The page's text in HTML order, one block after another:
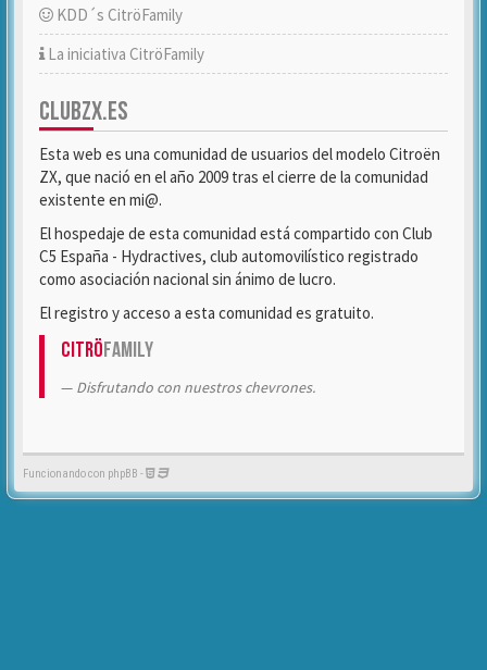
KDD´s CitröFamily
La iniciativa CitröFamily
CLUBZX.ES
Esta web es una comunidad de usuarios del modelo Citroën
ZX, que nació en el año 2009 tras el cierre de la comunidad
existente en mi@.
El hospedaje de esta comunidad está compartido con Club
C5 España - Hydractives, club automovilístico registrado
como asociación nacional sin ánimo de lucro.
El registro y acceso a esta comunidad es gratuito.
CitröFamily
Disfrutando con nuestros chevrones.
Funcionando con phpBB -